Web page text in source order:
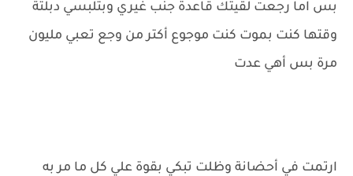
بس اما رجعت لقيتك قاعدة جنب غيري وبتلبسي دبلتة
وقتها كنت بموت كنت موجوع أكتر من وجع تعبي مليون
مرة بس أهي عدت
ارتمت في أحضانة وظلت تبكي بقوة علي كل ما مر به